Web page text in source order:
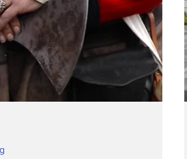
N: Verantwortungslosigkeit
Konflikte S: Angst